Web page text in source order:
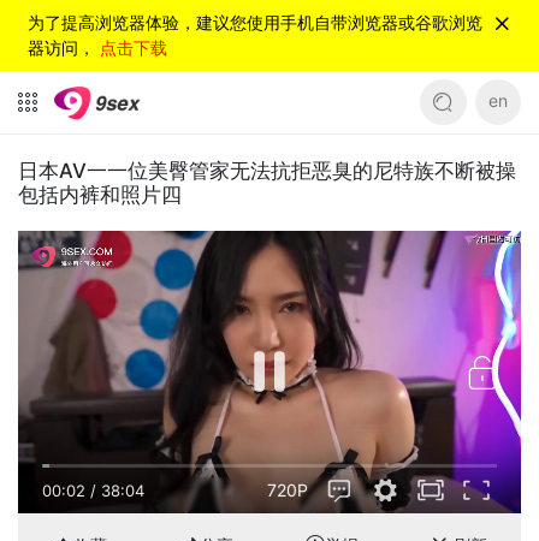
为了提高浏览器体验，建议您使用手机自带浏览器或谷歌浏览
器访问， 点击下载
en
日本AV一一位美臀管家无法抗拒恶臭的尼特族不断被操
包括内裤和照片四
00:02 / 38:04 720P